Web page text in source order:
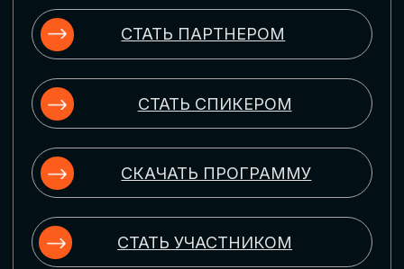
Узнаем как компании адаптируются к
новой ИИ-реальности. Как ИИ-
сотрудники становятся
«полноправными» членами команды, как
ИИ-помощники забирают на себя рутину
и как можно значительно увеличить
производительность без огромных
затрат на нейросети
ЦИФРОВИЗАЦИЯ
УПРАВЛЕНИЯ ПЕРСОНАЛОМ
Рассмотрим управление человеческим
комплексные решения для роста
производительности и кейсы
оптимизации процессов найма,
развития, оценки и удержания